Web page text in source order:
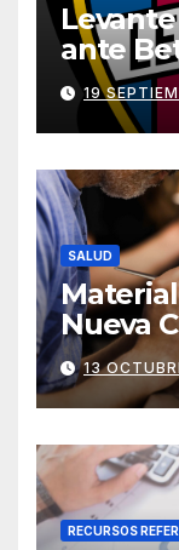
ante
incluida
19
SALUD
Nueva
13
RECURSOS